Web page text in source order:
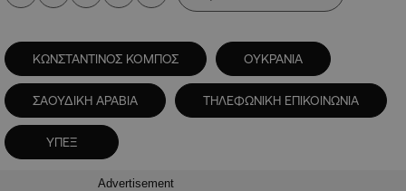
ΚΩΝΣΤΑΝΤΙΝΟΣ ΚΟΜΠΟΣ ΟΥΚΡΑΝΙΑ
ΣΑΟΥΔΙΚΗ ΑΡΑΒΙΑ ΤΗΛΕΦΩΝΙΚΗ ΕΠΙΚΟΙΝΩΝΙΑ
ΥΠΕΞ
Advertisement